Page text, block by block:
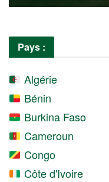
Pays :
Algérie
Bénin
Burkina Faso
Cameroun
Congo
Côte d'Ivoire